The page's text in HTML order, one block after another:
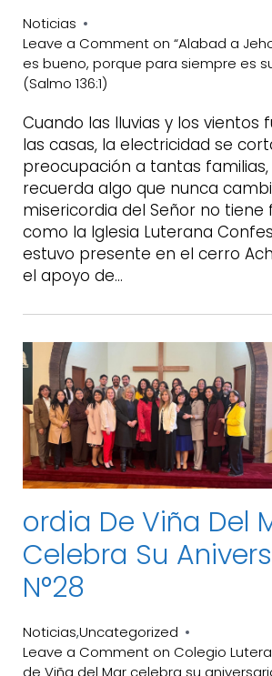
Noticias
Leave a Comment on “Alabad a
es bueno, porque para siempre es
(Salmo 136:1)
Cuando las lluvias y los vientos
las casas, la electricidad se
preocupación a tantas
recuerda algo que nunca
misericordia del Señor no tiene
como la Iglesia Luterana
estuvo presente en el cerro
el apoyo de…
Ordia De Viña Del
Celebra Su
N°28
Noticias,Uncategorized
Leave a Comment on Colegio